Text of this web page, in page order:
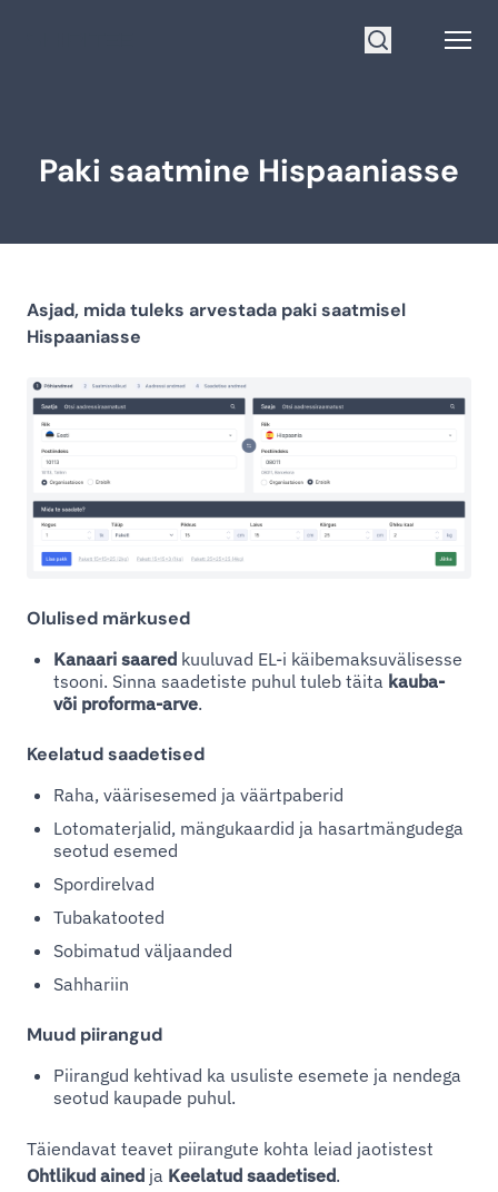
Paki saatmine Hispaaniasse
Asjad, mida tuleks arvestada paki saatmisel
Hispaaniasse
Olulised märkused
Kanaari saared kuuluvad EL-i käibemaksuvälisesse
tsooni. Sinna saadetiste puhul tuleb täita kauba-
või proforma-arve.
Keelatud saadetised
Raha, väärisesemed ja väärtpaberid
Lotomaterjalid, mängukaardid ja hasartmängudega
seotud esemed
Spordirelvad
Tubakatooted
Sobimatud väljaanded
Sahhariin
Muud piirangud
Piirangud kehtivad ka usuliste esemete ja nendega
seotud kaupade puhul.
Täiendavat teavet piirangute kohta leiad jaotistest
Ohtlikud ained ja Keelatud saadetised.